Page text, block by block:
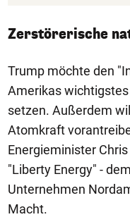
Zerstörerische
Trump möchte den
Amerikas
setzen. Außerdem
Atomkraft
Energieminister
"Liberty Energy" -
Unternehmen
Macht.